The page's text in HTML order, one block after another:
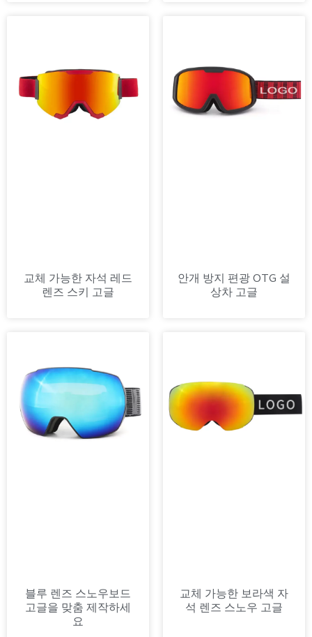
교체 가능한 자석 레드
렌즈 스키 고글
안개 방지 편광 OTG 설
상차 고글
블루 렌즈 스노우보드
고글을 맞춤 제작하세
요
교체 가능한 보라색 자
석 렌즈 스노우 고글